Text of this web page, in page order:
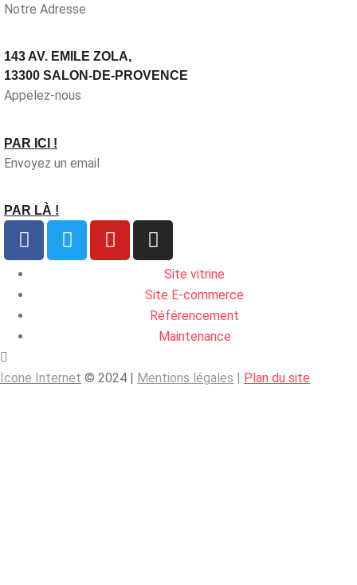
Notre Adresse
143 AV. EMILE ZOLA,
13300 SALON-DE-PROVENCE
Appelez-nous
PAR ICI !
Envoyez un email
PAR LÀ !
Site vitrine
Site E-commerce
Référencement
Maintenance
Icone Internet © 2024 | Mentions légales | Plan du site